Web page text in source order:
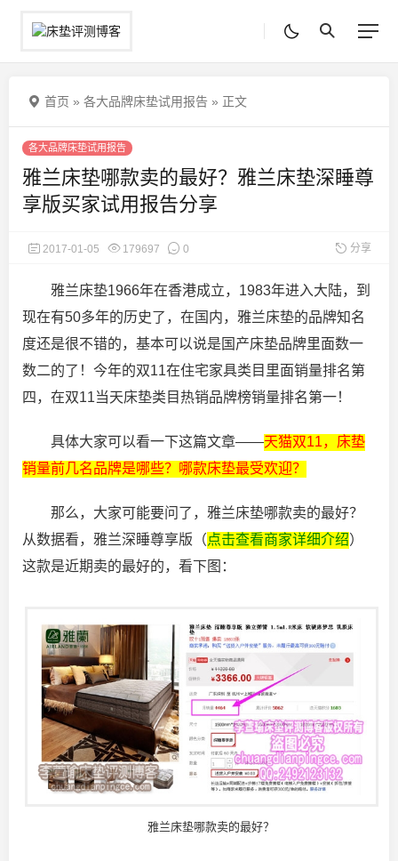
首页 » 各大品牌床垫试用报告 » 正文
各大品牌床垫试用报告
雅兰床垫哪款卖的最好？雅兰床垫深睡尊
享版买家试用报告分享
2017-01-05 179697 0 分享
雅兰床垫1966年在香港成立，1983年进入大陆，到
现在有50多年的历史了，在国内，雅兰床垫的品牌知名
度还是很不错的，基本可以说是国产床垫品牌里面数一
数二的了！今年的双11在住宅家具类目里面销量排名第
四，在双11当天床垫类目热销品牌榜销量排名第一！
具体大家可以看一下这篇文章——天猫双11，床垫
销量前几名品牌是哪些？哪款床垫最受欢迎？
那么，大家可能要问了，雅兰床垫哪款卖的最好？
从数据看，雅兰深睡尊享版（点击查看商家详细介绍）
这款是近期卖的最好的，看下图：
雅兰床垫哪款卖的最好？